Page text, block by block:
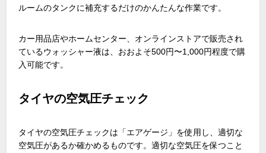
ルームのタンクに補充するだけのかんたんな作業です。
カー用品店やホームセンター、オンラインストアで販売され
ているウォッシャー液は、おおよそ500円〜1,000円程度で購
入可能です。
タイヤの空気圧チェック
タイヤの空気圧チェックは「エアゲージ」を使用し、適切な
空気圧があるか確かめるものです。適切な空気圧を保つこと